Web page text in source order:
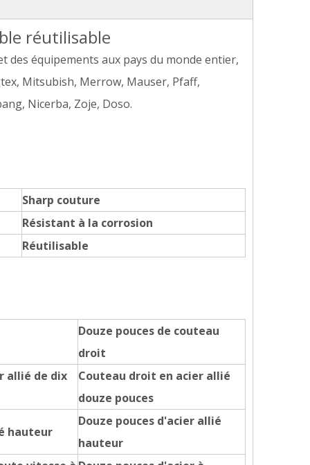
réutilisable
des équipements aux pays du monde entier,
Mitsubish, Merrow, Mauser, Pfaff,
Nicerba, Zoje, Doso.
Sharp couture
Résistant à la corrosion
Réutilisable
Douze pouces de couteau
droit
allié de dix
Couteau droit en acier allié
douze pouces
hauteur
Douze pouces d'acier allié
hauteur